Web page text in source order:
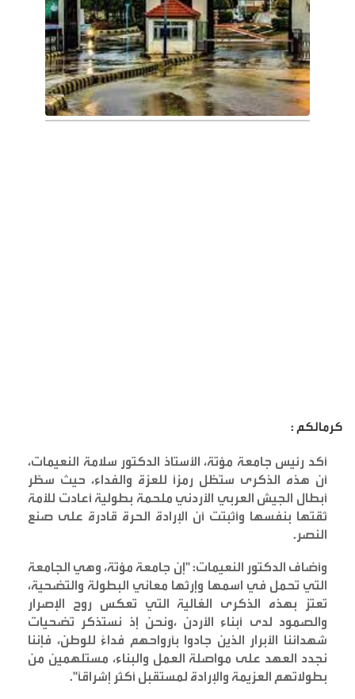
كرمالكم :
أكد رئيس جامعة مؤتة، الأستاذ الدكتور سلامة النعيمات،
أن هذه الذكرى ستظل رمزاً للعزة والفداء، حيث سطّر
أبطال الجيش العربي الأردني ملحمة بطولية أعادت للأمة
ثقتها بنفسها وأثبتت أن الإرادة الحرة قادرة على صنع
النصر.
وأضاف الدكتور النعيمات: "إن جامعة مؤتة، وهي الجامعة
التي تحمل في اسمها وإرثها معاني البطولة والتضحية،
تعتز بهذه الذكرى الغالية التي تعكس روح الإصرار
والصمود لدى أبناء الأردن ،ونحن إذ نستذكر تضحيات
شهدائنا الأبرار الذين جادوا بأرواحهم فداءً للوطن، فإننا
نجدد العهد على مواصلة العمل والبناء، مستلهمين من
بطولاتهم العزيمة والإرادة لمستقبل أكثر إشراقاً".